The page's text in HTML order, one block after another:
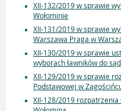
XII-132/2019 w sprawie
Wołominie
XII-131/2019 w sprawie
Warszawa Praga w
XII-130/2019 w sprawie
wyborach ławników do
XII-129/2019 w sprawie
Podstawowej w
XII-128/2019